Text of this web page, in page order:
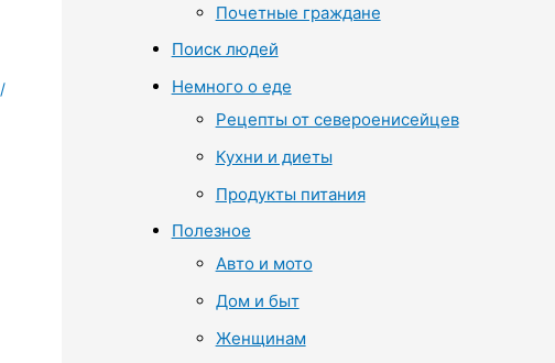
/
Почетные граждане
Поиск людей
Немного о еде
Рецепты от североенисейцев
Кухни и диеты
Продукты питания
Полезное
Авто и мото
Дом и быт
Женщинам